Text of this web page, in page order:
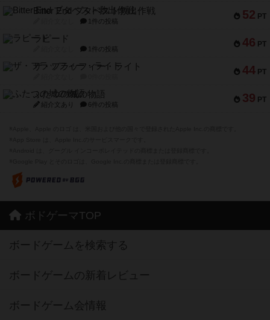
52 PT
Bitter End ブタペスト救出作戦
1件の投稿
46 PT
ラピード
1件の投稿
44 PT
ザ・フラッフィー・ライト
39 PT
ふたつの城の物語
紹介文あり 6件の投稿
ボドゲーマTOP
ボードゲームを検索する
ボードゲームの新着レビュー
ボードゲーム会情報